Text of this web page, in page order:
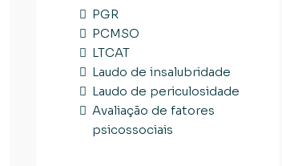
PGR
PCMSO
LTCAT
Laudo de insalubridade
Laudo de periculosidade
Avaliação de fatores
psicossociais